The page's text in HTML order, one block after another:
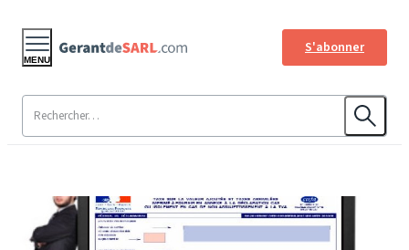
S'abonner
MENU